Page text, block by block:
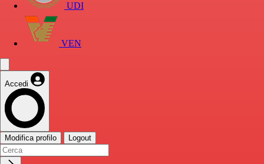
UDI
VEN
Accedi
Modifica profilo Logout